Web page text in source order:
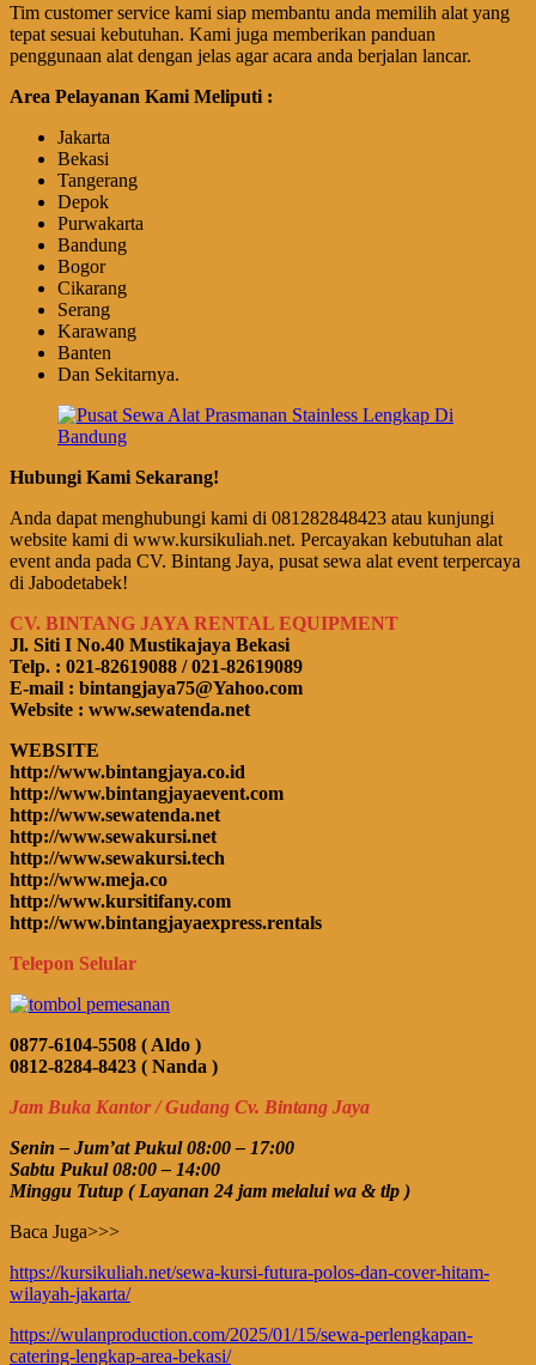
Tim customer service kami siap membantu anda memilih alat yang
tepat sesuai kebutuhan. Kami juga memberikan panduan
penggunaan alat dengan jelas agar acara anda berjalan lancar.
Area Pelayanan Kami Meliputi :
Jakarta
Bekasi
Tangerang
Depok
Purwakarta
Bandung
Bogor
Cikarang
Serang
Karawang
Banten
Dan Sekitarnya.
Hubungi Kami Sekarang!
Anda dapat menghubungi kami di 081282848423 atau kunjungi
website kami di www.kursikuliah.net. Percayakan kebutuhan alat
event anda pada CV. Bintang Jaya, pusat sewa alat event terpercaya
di Jabodetabek!
CV. BINTANG JAYA RENTAL EQUIPMENT
Jl. Siti I No.40 Mustikajaya Bekasi
Telp. : 021-82619088 / 021-82619089
E-mail : bintangjaya75@Yahoo.com
Website : www.sewatenda.net
WEBSITE
http://www.bintangjaya.co.id
http://www.bintangjayaevent.com
http://www.sewatenda.net
http://www.sewakursi.net
http://www.sewakursi.tech
http://www.meja.co
http://www.kursitifany.com
http://www.bintangjayaexpress.rentals
Telepon Selular
0877-6104-5508 ( Aldo )
0812-8284-8423 ( Nanda )
Jam Buka Kantor / Gudang Cv. Bintang Jaya
Senin – Jum’at Pukul 08:00 – 17:00
Sabtu Pukul 08:00 – 14:00
Minggu Tutup ( Layanan 24 jam melalui wa & tlp )
Baca Juga>>>
https://kursikuliah.net/sewa-kursi-futura-polos-dan-cover-hitam-
wilayah-jakarta/
https://wulanproduction.com/2025/01/15/sewa-perlengkapan-
catering-lengkap-area-bekasi/